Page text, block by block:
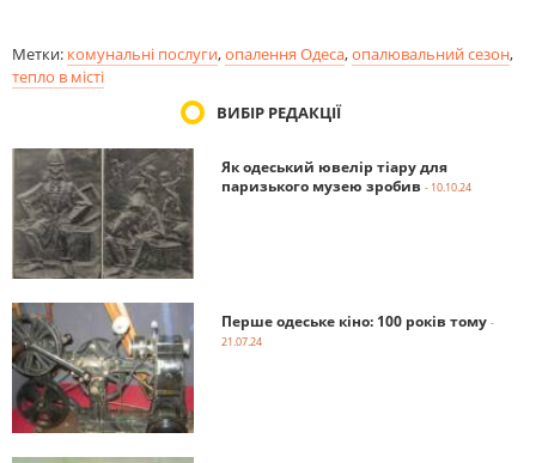
Метки: комунальні послуги,опалення Одеса,опалювальний сезон,
тепло в місті
ВИБІР РЕДАКЦІЇ
Як одеський ювелір тіару для
паризького музею зробив - 10.10.24
Перше одеське кіно: 100 років тому -
21.07.24